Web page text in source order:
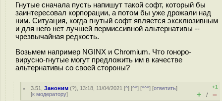
Гнутые сначала пусть напишут такой софт, который бы
заинтересовал корпорации, а потом бы уже дрожали над
ним. Ситуация, когда гнутый софт является эксклюзивным
и для него нет лучшей пермиссивной альтернативы --
чрезвычайная редкость.
Возьмем например NGINX и Chromium. Что гоноро-
вирусно-гнутые могут предложить им в качестве
альтернативы со своей стороны?
3.51 ,Заноним (?), 13:18, 11/04/2021 [^] [^^] [^^^] [ответить]
[к модератору]
+1
+ / –